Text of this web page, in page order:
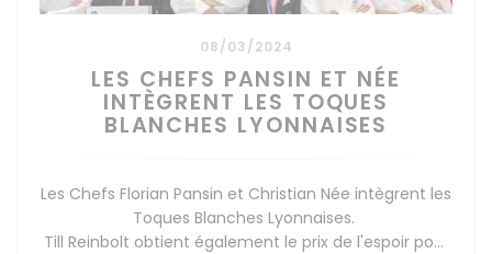
08/03/2024
LES CHEFS PANSIN ET NÉE
INTÈGRENT LES TOQUES
BLANCHES LYONNAISES
Les Chefs Florian Pansin et Christian Née intègrent les
Toques Blanches Lyonnaises.
Till Reinbolt obtient également le prix de l'espoir pour